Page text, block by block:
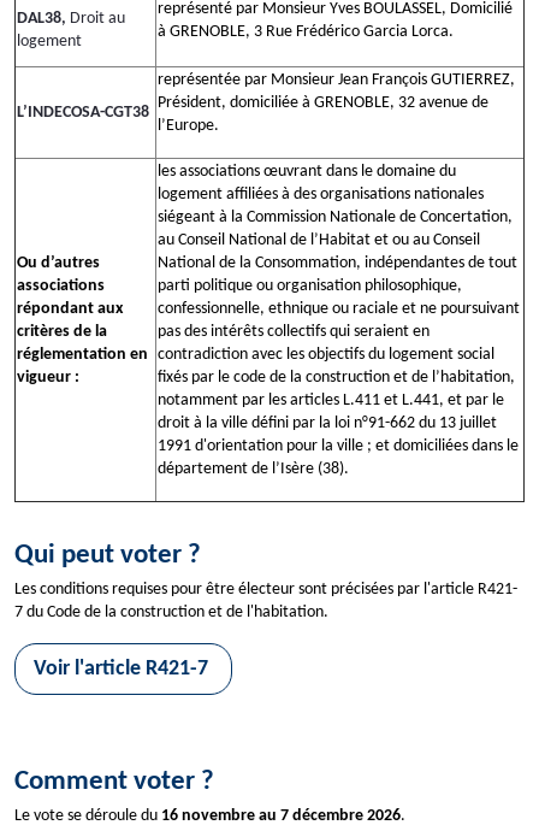
DAL38, Droit au
logement
représenté par Monsieur Yves BOULASSEL, Domicilié
à GRENOBLE, 3 Rue Frédérico Garcia Lorca.
L’INDECOSA-CGT38
représentée par Monsieur Jean François GUTIERREZ,
Président, domiciliée à GRENOBLE, 32 avenue de
l’Europe.
Ou d’autres
associations
répondant aux
critères de la
réglementation en
vigueur :
les associations œuvrant dans le domaine du
logement affiliées à des organisations nationales
siégeant à la Commission Nationale de Concertation,
au Conseil National de l’Habitat et ou au Conseil
National de la Consommation, indépendantes de tout
parti politique ou organisation philosophique,
confessionnelle, ethnique ou raciale et ne poursuivant
pas des intérêts collectifs qui seraient en
contradiction avec les objectifs du logement social
fixés par le code de la construction et de l’habitation,
notamment par les articles L.411 et L.441, et par le
droit à la ville défini par la loi n°91-662 du 13 juillet
1991 d'orientation pour la ville ; et domiciliées dans le
département de l’Isère (38).
Qui peut voter ?
Les conditions requises pour être électeur sont précisées par l'article R421-
7 du Code de la construction et de l'habitation.
Voir l'article R421-7
Comment voter ?
Le vote se déroule du 16 novembre au 7 décembre 2026.